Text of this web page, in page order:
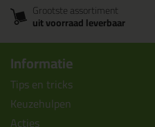
Grootste assortiment
uit voorraad leverbaar
Informatie
Tips en tricks
Keuzehulpen
Acties